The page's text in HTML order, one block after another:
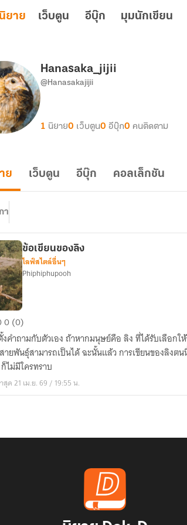
นิยาย เว็บตูน อีบุ๊ก มุมนักเขียน
Hanasaka_jijii
@Hanasakajijii
1 นิยาย0 เว็บตูน0 อีบุ๊ก0 คนติดตาม
ย เว็บตูน อีบุ๊ก คอลเล็กชัน
า
ข้อเขียนของลิง
ไลฟ์สไตล์อื่นๆ
Phiphiphupooh
0 (0)
งคำถามกับตัวเอง ถ้าหากมนุษย์คือ ลิง ที่ได้รับเลือก
ายพันธุ์สามารถเป็นได้ ฉะนั้นแล้ว การเขียนของลิงต
ไม่มีใครทราบ
ด 21 เม.ย. 69 / 19:55 น.